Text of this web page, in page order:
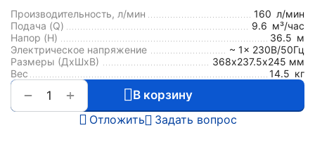
Производительность, л/мин 160 л/мин
Подача (Q)
9.6 м³/час
Напор (H)
36.5 м
Электрическое напряжение
~ 1x 230В/50Гц
Размеры (ДхШxВ)
368х237.5х245 мм
Вес
14.5 кг
+
−
В корзину
Отложить
Задать вопрос